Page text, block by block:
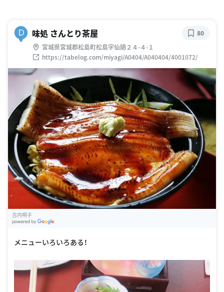
D 味処 さんとり茶屋
宮城県宮城郡松島町松島字仙随２４-４-１
https://tabelog.com/miyagi/A0404/A040404/4001072/
80
古内明子
メニューいろいろある！